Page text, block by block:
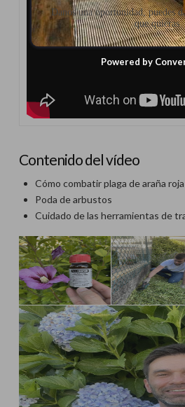
Contenido del vídeo
Cómo combatir plaga de araña roja
Poda de arbustos
Cuidado de las herramientas de
Danos una oportunidad, puedes
que quieras
Powered by